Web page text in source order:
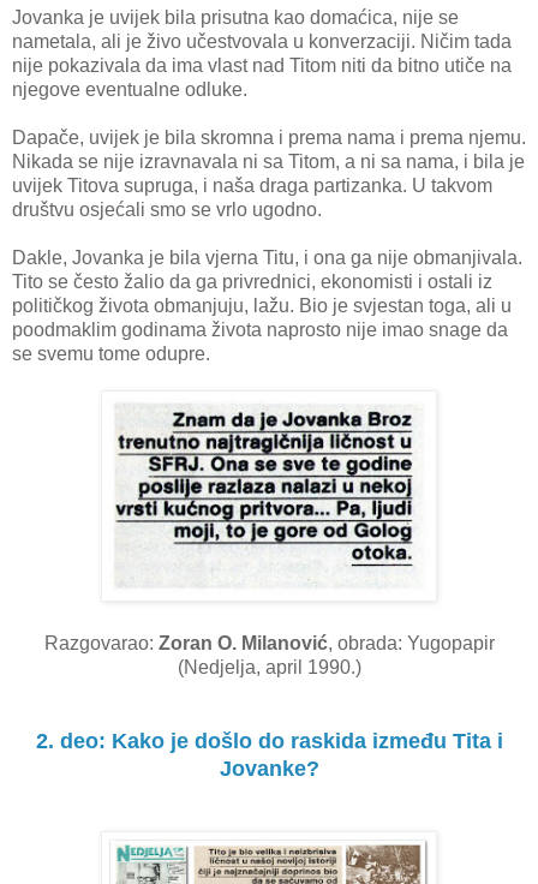
Jovanka je uvijek bila prisutna kao domaćica, nije se
nametala, ali je živo učestvovala u konverzaciji. Ničim tada
nije pokazivala da ima vlast nad Titom niti da bitno utiče na
njegove eventualne odluke.
Dapače, uvijek je bila skromna i prema nama i prema njemu.
Nikada se nije izravnavala ni sa Titom, a ni sa nama, i bila je
uvijek Titova supruga, i naša draga partizanka. U takvom
društvu osjećali smo se vrlo ugodno.
Dakle, Jovanka je bila vjerna Titu, i ona ga nije obmanjivala.
Tito se često žalio da ga privrednici, ekonomisti i ostali iz
političkog života obmanjuju, lažu. Bio je svjestan toga, ali u
poodmaklim godinama života naprosto nije imao snage da
se svemu tome odupre.
Razgovarao: Zoran O. Milanović, obrada: Yugopapir
(Nedjelja, april 1990.)
2. deo: Kako je došlo do raskida između Tita i
Jovanke?